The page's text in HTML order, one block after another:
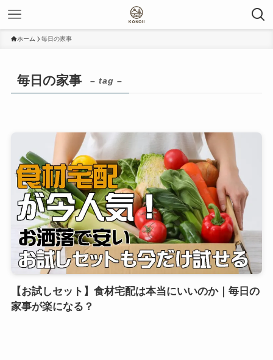
ホーム 毎日の家事
毎日の家事 – tag –
【お試しセット】食材宅配は本当にいいのか｜毎日の
家事が楽になる？